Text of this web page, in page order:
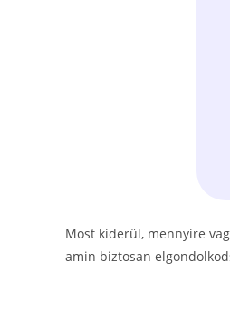
Most kiderül, mennyire
amin biztosan